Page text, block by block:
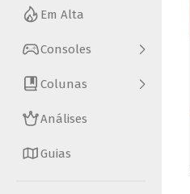
Em Alta
Consoles
Colunas
Análises
Guias